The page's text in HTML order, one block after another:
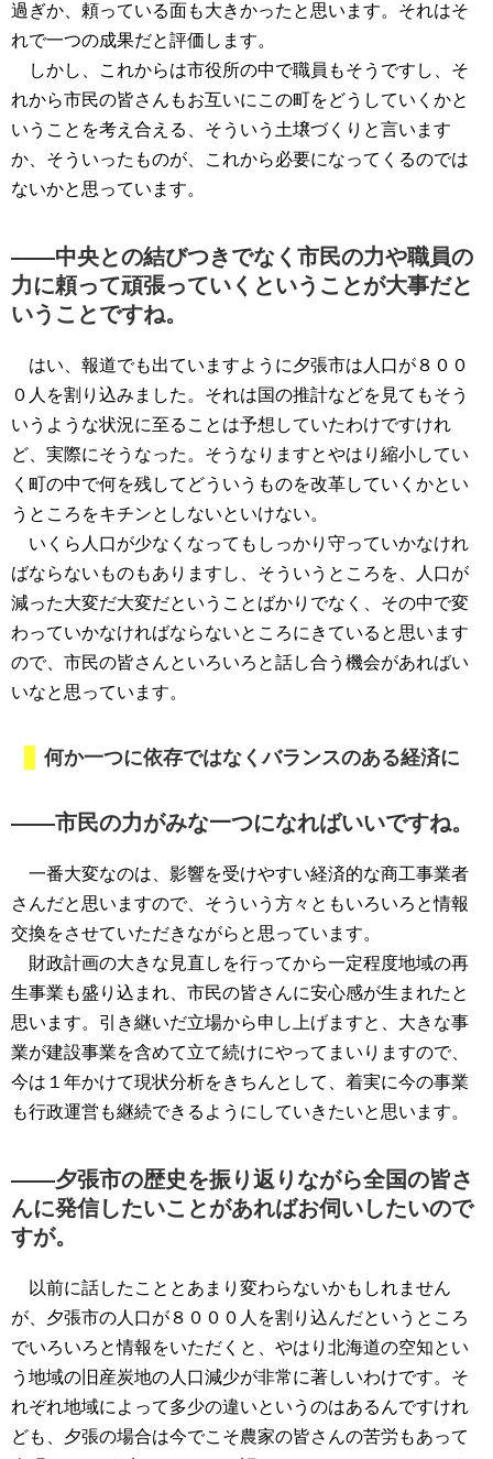
過ぎか、頼っている面も大きかったと思います。それはそ
れで一つの成果だと評価します。
しかし、これからは市役所の中で職員もそうですし、そ
れから市民の皆さんもお互いにこの町をどうしていくかと
いうことを考え合える、そういう土壌づくりと言います
か、そういったものが、これから必要になってくるのでは
ないかと思っています。
――中央との結びつきでなく市民の力や職員の
力に頼って頑張っていくということが大事だと
いうことですね。
はい、報道でも出ていますように夕張市は人口が８００
０人を割り込みました。それは国の推計などを見てもそう
いうような状況に至ることは予想していたわけですけれ
ど、実際にそうなった。そうなりますとやはり縮小してい
く町の中で何を残してどういうものを改革していくかとい
うところをキチンとしないといけない。
いくら人口が少なくなってもしっかり守っていかなけれ
ばならないものもありますし、そういうところを、人口が
減った大変だ大変だということばかりでなく、その中で変
わっていかなければならないところにきていると思います
ので、市民の皆さんといろいろと話し合う機会があればい
いなと思っています。
何か一つに依存ではなくバランスのある経済に
――市民の力がみな一つになればいいですね。
一番大変なのは、影響を受けやすい経済的な商工事業者
さんだと思いますので、そういう方々ともいろいろと情報
交換をさせていただきながらと思っています。
財政計画の大きな見直しを行ってから一定程度地域の再
生事業も盛り込まれ、市民の皆さんに安心感が生まれたと
思います。引き継いだ立場から申し上げますと、大きな事
業が建設事業を含めて立て続けにやってまいりますので、
今は１年かけて現状分析をきちんとして、着実に今の事業
も行政運営も継続できるようにしていきたいと思います。
――夕張市の歴史を振り返りながら全国の皆さ
んに発信したいことがあればお伺いしたいので
すが。
以前に話したこととあまり変わらないかもしれません
が、夕張市の人口が８０００人を割り込んだというところ
でいろいろと情報をいただくと、やはり北海道の空知とい
う地域の旧産炭地の人口減少が非常に著しいわけです。そ
れぞれ地域によって多少の違いというのはあるんですけれ
ども、夕張の場合は今でこそ農家の皆さんの苦労もあって